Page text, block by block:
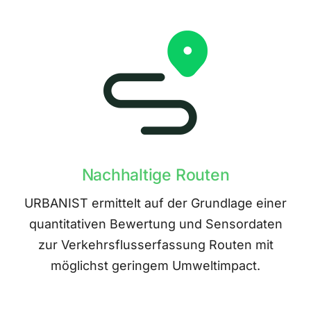
Nachhaltige Routen
URBANIST ermittelt auf der Grundlage einer
quantitativen Bewertung und Sensordaten
zur Verkehrsflusserfassung Routen mit
möglichst geringem Umweltimpact.